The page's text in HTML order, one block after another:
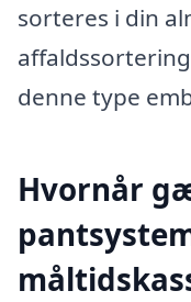
sorteres i din
denne type
Hvornår